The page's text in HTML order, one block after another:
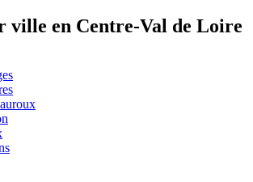
ville en Centre-Val de Loire